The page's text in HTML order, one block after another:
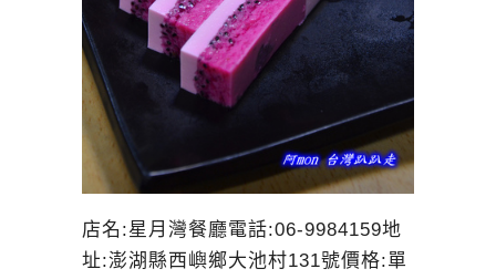
店名:星月灣餐廳電話:06-9984159地
址:澎湖縣西嶼鄉大池村131號價格:單